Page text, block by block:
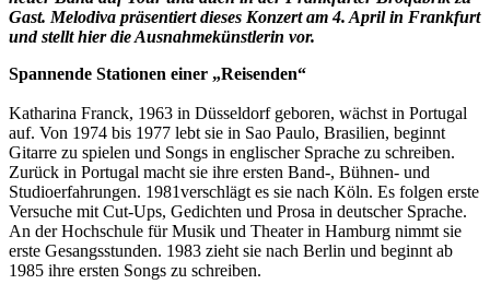
Gast. Melodiva präsentiert dieses Konzert am 4. April in Frankfurt
und stellt hier die Ausnahmekünstlerin vor.
Spannende Stationen einer „Reisenden“
Katharina Franck, 1963 in Düsseldorf geboren, wächst in Portugal
auf. Von 1974 bis 1977 lebt sie in Sao Paulo, Brasilien, beginnt
Gitarre zu spielen und Songs in englischer Sprache zu schreiben.
Zurück in Portugal macht sie ihre ersten Band-, Bühnen- und
Studioerfahrungen. 1981verschlägt es sie nach Köln. Es folgen erste
Versuche mit Cut-Ups, Gedichten und Prosa in deutscher Sprache.
An der Hochschule für Musik und Theater in Hamburg nimmt sie
erste Gesangsstunden. 1983 zieht sie nach Berlin und beginnt ab
1985 ihre ersten Songs zu schreiben.